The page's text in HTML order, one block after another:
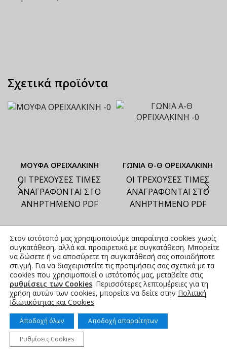
Σχετικά προϊόντα
ΜΟΥΦΑ ΟΡΕΙΧΑΛΚΙΝΗ
ΟΙ ΤΡΕΧΟΥΣΕΣ ΤΙΜΕΣ
ΑΝΑΓΡΑΦΟΝΤΑΙ ΣΤΟ
ΑΝΗΡΤΗΜΕΝΟ PDF
ΓΩΝΙΑ Θ-Θ ΟΡΕΙΧΑΛΚΙΝΗ
ΟΙ ΤΡΕΧΟΥΣΕΣ ΤΙΜΕΣ
ΑΝΑΓΡΑΦΟΝΤΑΙ ΣΤΟ
ΑΝΗΡΤΗΜΕΝΟ PDF
© 2015-2025 K-M Irrigation | Powered by idcs
Αρχική
Στον ιστότοπό μας χρησιμοποιούμε απαραίτητα cookies χωρίς
συγκατάθεση, αλλά και προαιρετικά με συγκατάθεση. Μπορείτε
να δώσετε ή να αποσύρετε τη συγκατάθεσή σας οποιαδήποτε
στιγμή. Για να διαχειριστείτε τις προτιμήσεις σας σχετικά με τα
cookies που χρησιμοποιεί ο ιστότοπός μας, μεταβείτε στις
ρυθμίσεις των Cookies. Περισσότερες λεπτομέρειες για τη
χρήση αυτών των cookies, μπορείτε να δείτε στην Πολιτική
Ιδιωτικότητας και Cookies
Αποδοχή όλων Αποδοχή απαραίτητων
Ρυθμίσεις Cookies